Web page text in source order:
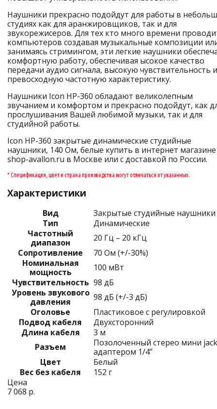
Наушники прекрасно подойдут для работы в
студиях как для аранжировщиков, так и для
звукорежисеров. Для тех кто много времени
компьютеров создавая музыкальные композиции
занимаясь стримингом, эти легкие наушники
комфортную работу, обеспечивая ысокое качество
передачи аудио сигнала, высокую чувствительность и
превосходную частотную характеристику.
Наушники Icon HP-360 обладают великолепным
звучанием и комфортом и прекрасно подойдут, как
прослушивания Вашей любимой музыки, так и для
студийной работы.
Icon HP-360 закрытые динамические студийные
наушники, 140 Ом, белые купить в интернет магазине
shop-avallon.ru в Москве или с доставкой по России.
* Спецификация, цвет и страна производства могут отличаться от указанных.
Характеристики
Вид
Закрытые студийные наушники
Тип
Динамические
Частотный
диапазон
20 Гц – 20 кГц
Сопротивление
70 Ом (+/-30%)
Номинальная
мощность
100 мВт
Чувствительность 98 дБ
Уровень звукового
давления
98 дБ (+/-3 дБ)
Оголовье
Пластиковое с регулировкой
Подвод кабеля
Двухсторонний
Длина кабеля
3 м
Разъем
Позолоченный стерео мини
адаптером 1/4”
Цвет
Белый
Вес без кабеля
152 г
Цена
7 068 р.